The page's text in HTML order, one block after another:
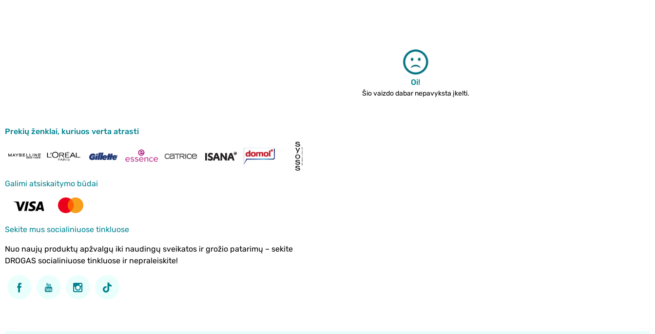
Oi!
Šio vaizdo dabar nepavyksta įkelti.
Prekių ženklai, kuriuos verta atrasti
Galimi atsiskaitymo būdai
Sekite mus socialiniuose tinkluose
Nuo naujų produktų apžvalgų iki naudingų sveikatos ir grožio patarimų – sekite
DROGAS socialiniuose tinkluose ir nepraleiskite!